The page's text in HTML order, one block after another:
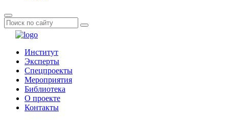
Институт
Эксперты
Спецпроекты
Мероприятия
Библиотека
О проекте
Контакты